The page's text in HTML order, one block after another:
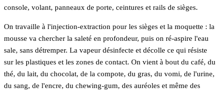
console, volant, panneaux de porte, ceintures et rails de sièges.
On travaille à l'injection-extraction pour les sièges et la moquette : la
mousse va chercher la saleté en profondeur, puis on ré-aspire l'eau
sale, sans détremper. La vapeur désinfecte et décolle ce qui résiste
sur les plastiques et les zones de contact. On vient à bout du café, du
thé, du lait, du chocolat, de la compote, du gras, du vomi, de l'urine,
du sang, de l'encre, du chewing-gum, des auréoles et même des